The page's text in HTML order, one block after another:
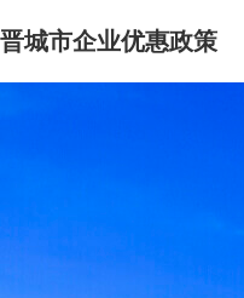
晋城市企业优惠政策